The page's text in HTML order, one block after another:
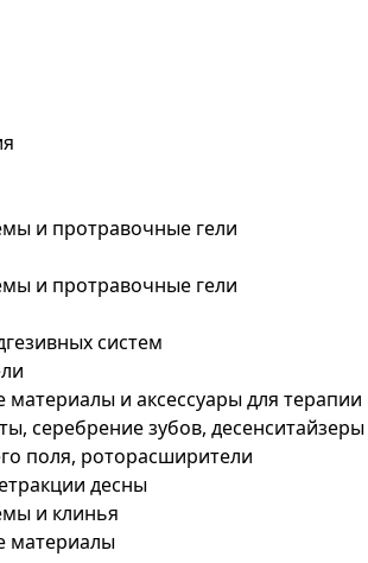
и протравочные гели
и протравочные гели
систем
и аксессуары для терапии
серебрение зубов, десенситайзеры
поля, роторасширители
десны
и клинья
материалы